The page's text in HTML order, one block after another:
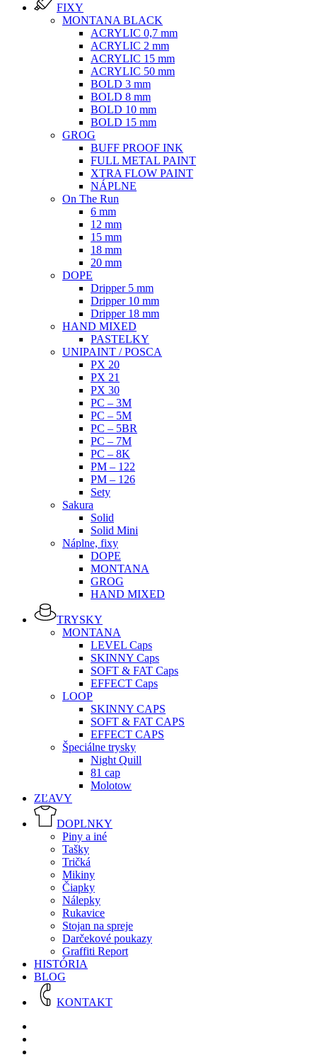
FIXY
MONTANA BLACK
ACRYLIC 0,7 mm
ACRYLIC 2 mm
ACRYLIC 15 mm
ACRYLIC 50 mm
BOLD 3 mm
BOLD 8 mm
BOLD 10 mm
BOLD 15 mm
GROG
BUFF PROOF INK
FULL METAL PAINT
XTRA FLOW PAINT
NÁPLNE
On The Run
6 mm
12 mm
15 mm
18 mm
20 mm
DOPE
Dripper 5 mm
Dripper 10 mm
Dripper 18 mm
HAND MIXED
PASTELKY
UNIPAINT / POSCA
PX 20
PX 21
PX 30
PC – 3M
PC – 5M
PC – 5BR
PC – 7M
PC – 8K
PM – 122
PM – 126
Sety
Sakura
Solid
Solid Mini
Náplne, fixy
DOPE
MONTANA
GROG
HAND MIXED
TRYSKY
MONTANA
LEVEL Caps
SKINNY Caps
SOFT & FAT Caps
EFFECT Caps
LOOP
SKINNY CAPS
SOFT & FAT CAPS
EFFECT CAPS
Špeciálne trysky
Night Quill
81 cap
Molotow
ZĽAVY
DOPLNKY
Piny a iné
Tašky
Tričká
Mikiny
Čiapky
Nálepky
Rukavice
Stojan na spreje
Darčekové poukazy
Graffiti Report
HISTÓRIA
BLOG
KONTAKT